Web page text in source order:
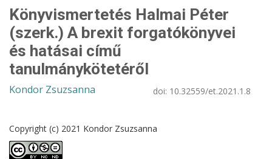
Könyvismertetés Halmai Péter
(szerk.) A brexit forgatókönyvei
és hatásai című
tanulmánykötetéről
Kondor Zsuzsanna doi: 10.32559/et.2021.1.8
Copyright (c) 2021 Kondor Zsuzsanna